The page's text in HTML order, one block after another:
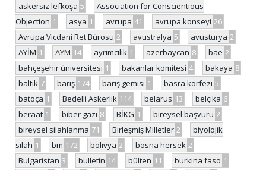
askersiz lefkoşa 5
Association for Conscientious
Objection 1 asya 1 avrupa 41 avrupa konseyi 26
Avrupa Vicdani Ret Bürosu 2 avustralya 5 avusturya 2
AYİM 1 AYM 14 ayrımcılık 1 azerbaycan 8 bae 2
bahçeşehir üniversitesi 1 bakanlar komitesi 4 bakaya 8
baltık 7 barış 174 barış gemisi 1 basra körfezi 5
batoça 1 Bedelli Askerlik 114 belarus 13 belçika 6
beraat 1 biber gazı 8 BİKG 1 bireysel başvuru 2
bireysel silahlanma 71 Birleşmiş Milletler 2
biyolojik
silah 1 bm 172 bolivya 2 bosna hersek 2
Bulgaristan 3 bulletin 14 bülten 11 burkina faso 1